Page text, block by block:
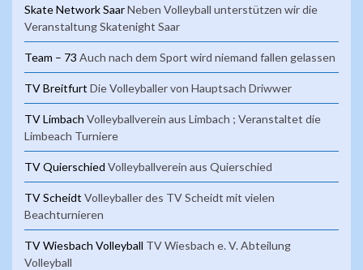
Skate Network SaarNeben Volleyball unterstützen wir die
Veranstaltung Skatenight Saar
Team – 73 Auch nach dem Sport wird niemand fallen gelassen
TV Breitfurt Die Volleyballer von Hauptsach Driwwer
TV Limbach Volleyballverein aus Limbach ; Veranstaltet die
Limbeach Turniere
TV Quierschied Volleyballverein aus Quierschied
TV Scheidt Volleyballer des TV Scheidt mit vielen
Beachturnieren
TV Wiesbach Volleyball TV Wiesbach e. V. Abteilung
Volleyball